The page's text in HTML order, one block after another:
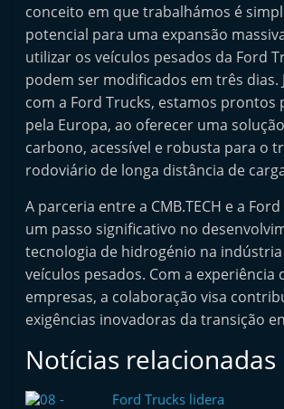
conceito em que trabalhámos é
potencial para uma expansão
utilizar os veículos pesados da Ford
podem ser modificados em três dias.
com a Ford Trucks, estamos prontos
pela Europa, ao oferecer uma
carbono, acessível e robusta para o
rodoviário de longa distância de
A parceria entre a CMB.TECH e a
um passo significativo no
tecnologia de hidrogénio na
veículos pesados. Com a experiência
empresas, a colaboração visa
exigências inovadoras da transição
Notícias relacionadas
Ford Trucks lidera